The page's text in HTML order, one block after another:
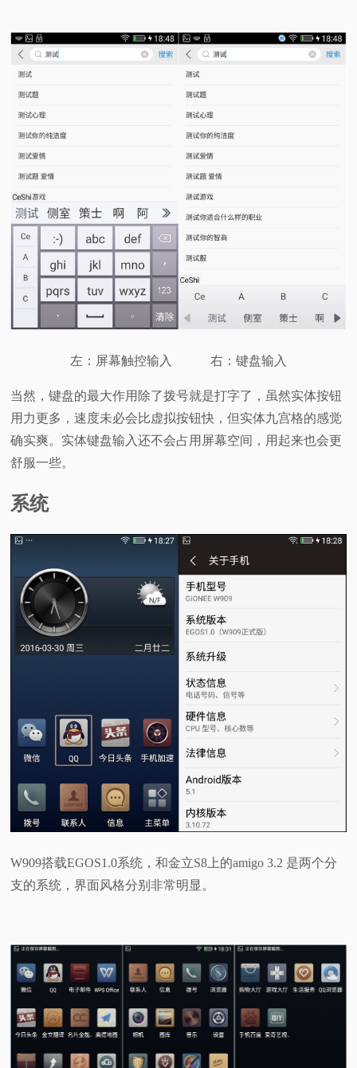
左：屏幕触控输入 右：键盘输入
当然，键盘的最大作用除了拨号就是打字了，虽然实体按钮
用力更多，速度未必会比虚拟按钮快，但实体九宫格的感觉
确实爽。实体键盘输入还不会占用屏幕空间，用起来也会更
舒服一些。
系统
W909搭载EGOS1.0系统，和金立S8上的amigo 3.2 是两个分
支的系统，界面风格分别非常明显。